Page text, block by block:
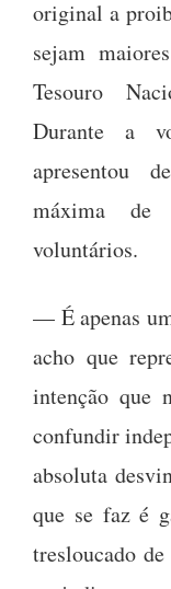
original a
sejam
Tesouro
Durante a
apresentou
máxima de
voluntários.
— É apenas
acho que
intenção que
confundir
absoluta
que se faz é
tresloucado